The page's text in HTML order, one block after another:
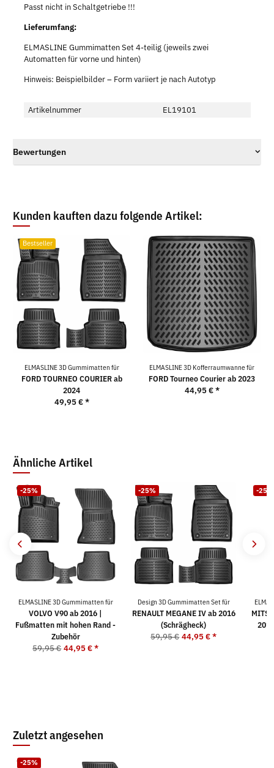
Passt nicht in Schaltgetriebe !!!
Lieferumfang:
ELMASLINE Gummimatten Set 4-teilig (jeweils zwei
Automatten für vorne und hinten)
Hinweis: Beispielbilder – Form variiert je nach Autotyp
Artikelnummer EL19101
Bewertungen
Kunden kauften dazu folgende Artikel:
Bestseller
ELMASLINE 3D Gummimatten für
FORD TOURNEO COURIER ab
2024
49,95 €*
ELMASLINE 3D Kofferraumwanne für
FORD Tourneo Courier ab 2023
44,95 €*
Ähnliche Artikel
-25%
ELMASLINE 3D Gummimatten für
VOLVO V90 ab 2016 |
Fußmatten mit hohen Rand -
Zubehör
59,95 € 44,95 €*
-25%
Design 3D Gummimatten Set für
RENAULT MEGANE IV ab 2016
(Schrägheck)
59,95 € 44,95 €*
-25%
Zuletzt angesehen
-25%